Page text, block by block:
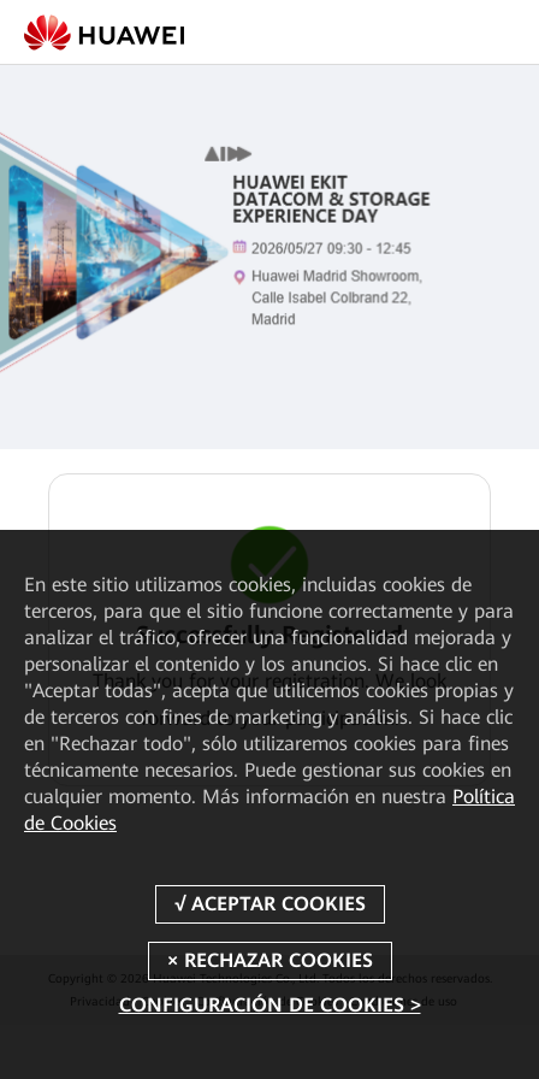
Successfully Registered
Thank you for your registration. We look
forward to your participation.
Copyright © 2026 Huawei Technologies Co., Ltd. Todos los derechos reservados.
Privacidad
Cookies Configuración de Cookies Condiciones de uso
En este sitio utilizamos cookies, incluidas cookies de
terceros, para que el sitio funcione correctamente y para
analizar el tráfico, ofrecer una funcionalidad mejorada y
personalizar el contenido y los anuncios. Si hace clic en
"Aceptar todas", acepta que utilicemos cookies propias y
de terceros con fines de marketing y análisis. Si hace clic
en "Rechazar todo", sólo utilizaremos cookies para fines
técnicamente necesarios. Puede gestionar sus cookies en
cualquier momento. Más información en nuestra Política
de Cookies
CONFIGURACIÓN DE COOKIES >